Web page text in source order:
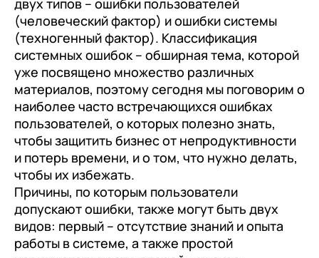
двух типов – ошибки пользователей
(человеческий фактор) и ошибки системы
(техногенный фактор). Классификация
системных ошибок – обширная тема, которой
уже посвящено множество различных
материалов, поэтому сегодня мы поговорим о
наиболее часто встречающихся ошибках
пользователей, о которых полезно знать,
чтобы защитить бизнес от непродуктивности
и потерь времени, и о том, что нужно делать,
чтобы их избежать.
Причины, по которым пользователи
допускают ошибки, также могут быть двух
видов: первый – отсутствие знаний и опыта
работы в системе, а также простой
Переход с Terrasoft CRM на 1С:CRM или
1С-Битрикс 24
документооборот (КЭДО)
1С:Кабинет сотрудника
Внутренний документооборот (СЭД)
1С:Документооборот 8
Управление финансами (FRP)
1С:Управление холдингом
WA:Финансист
Отраслевые решения
Легкая логистика
Бизнес-аналитика (BI)
Прочие отрасли
Контакты
Релокация
Грейды
Истории успеха
Отзывы сотрудников